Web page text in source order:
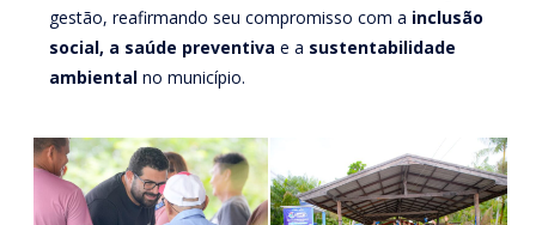
gestão, reafirmando seu compromisso com a inclusão
social, a saúde preventiva e a sustentabilidade
ambientalno município.